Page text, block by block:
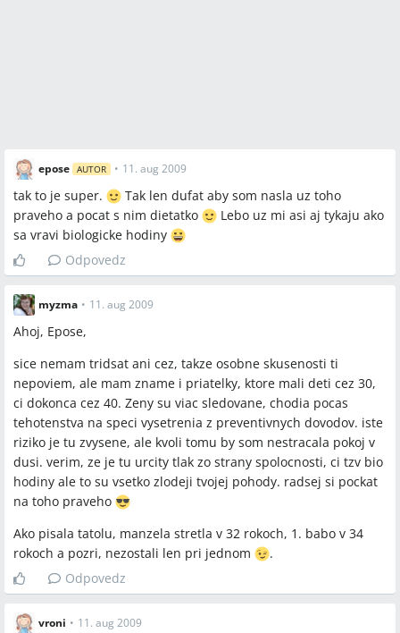
epose AUTOR • 11. aug 2009
tak to je super.
Tak len dufat aby som nasla uz toho
praveho a pocat s nim dietatko
Lebo uz mi asi aj tykaju ako
sa vravi biologicke hodiny
Odpovedz
myzma • 11. aug 2009
Ahoj, Epose,
sice nemam tridsat ani cez, takze osobne skusenosti ti
nepoviem, ale mam zname i priatelky, ktore mali deti cez 30,
ci dokonca cez 40. Zeny su viac sledovane, chodia pocas
tehotenstva na speci vysetrenia z preventivnych dovodov. iste
riziko je tu zvysene, ale kvoli tomu by som nestracala pokoj v
dusi. verim, ze je tu urcity tlak zo strany spolocnosti, ci tzv bio
hodiny ale to su vsetko zlodeji tvojej pohody. radsej si pockat
na toho praveho
Ako pisala tatolu, manzela stretla v 32 rokoch, 1. babo v 34
rokoch a pozri, nezostali len pri jednom
.
Odpovedz
vroni • 11. aug 2009